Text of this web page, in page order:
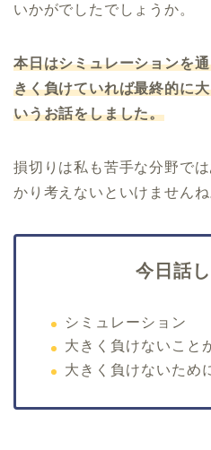
いかがでしたでしょうか。
本日はシミュレーションを
きく負けていれば最終的に
いうお話をしました。
損切りは私も苦手な分野で
かり考えないといけませんね
今日話
シミュレーション
大きく負けないこと
大きく負けないため